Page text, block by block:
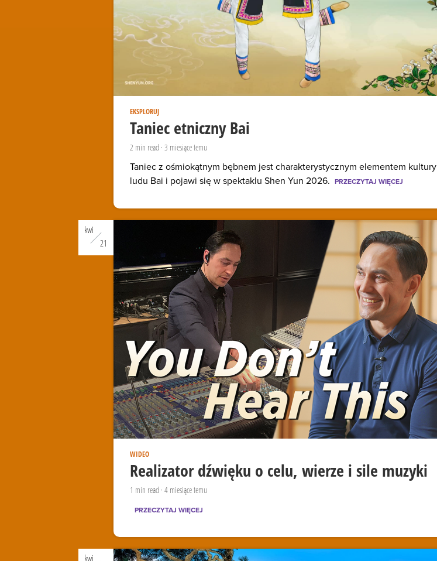
EKSPLORUJ
Taniec etniczny Bai
2 min read · 3 miesiące temu
Taniec z ośmiokątnym bębnem jest charakterystycznym elementem kultury
ludu Bai i pojawi się w spektaklu Shen Yun 2026. PRZECZYTAJ WIĘCEJ
kwi
21
WIDEO
Realizator dźwięku o celu, wierze i sile muzyki
1 min read ·4 miesiące temu
PRZECZYTAJ WIĘCEJ
kwi